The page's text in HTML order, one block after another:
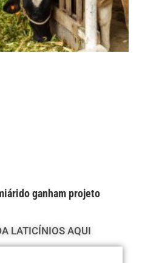
ganham projeto
LATICÍNIOS AQUI